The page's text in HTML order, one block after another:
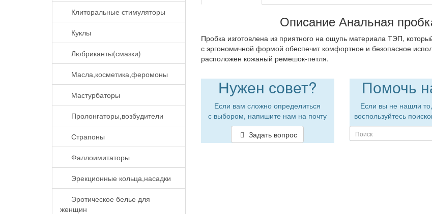
Клиторальные стимуляторы
Куклы
Любриканты(смазки)
Масла,косметика,феромоны
Мастурбаторы
Пролонгаторы,возбудители
Страпоны
Фаллоимитаторы
Эрекционные кольца,насадки
Эротическое белье для
женщин
Описание Анальная
Пробка изготовлена из приятного на ощупь материала ТЭП,
с эргономичной формой обеспечит комфортное и безопасное
расположен кожаный ремешок-петля.
Нужен совет?
Если вам сложно определиться
с выбором, напишите нам на почту
Задать вопрос
Помочь
Если вы не нашли
воспользуйтесь